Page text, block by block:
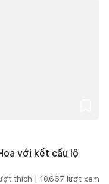
với kết cấu lộ
thích | 10.667 lượt xem